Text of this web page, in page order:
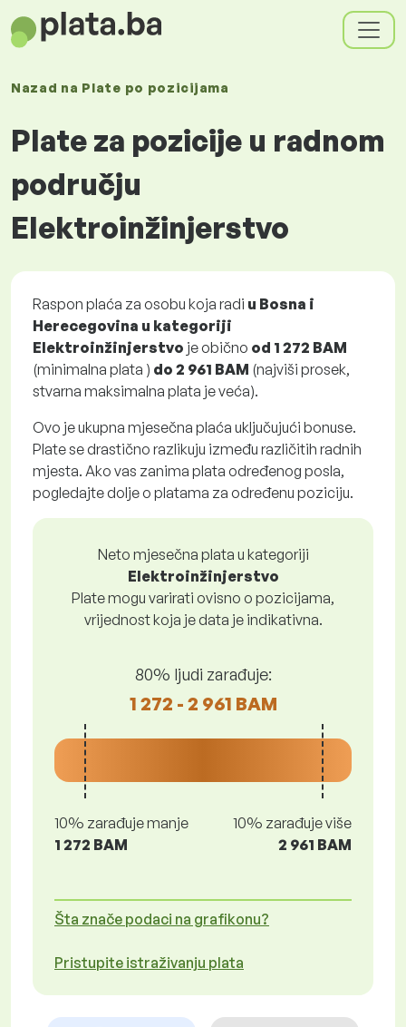
Nazad na Plate po pozicijama
Plate za pozicije u radnom
području
Elektroinžinjerstvo
Raspon plaća za osobu koja radi u Bosna i
Herecegovina u kategoriji
Elektroinžinjerstvo je obično od 1 272 BAM
(minimalna plata ) do 2 961 BAM (najviši prosek,
stvarna maksimalna plata je veća).
Ovo je ukupna mjesečna plaća uključujući bonuse.
Plate se drastično razlikuju između različitih radnih
mjesta. Ako vas zanima plata određenog posla,
pogledajte dolje o platama za određenu poziciju.
Neto mjesečna plata u kategoriji
Elektroinžinjerstvo
Plate mogu varirati ovisno o pozicijama,
vrijednost koja je data je indikativna.
80% ljudi zarađuje:
1 272 - 2 961 BAM
10% zarađuje manje
1 272 BAM
10% zarađuje više
2 961 BAM
Šta znače podaci na grafikonu?
Pristupite istraživanju plata